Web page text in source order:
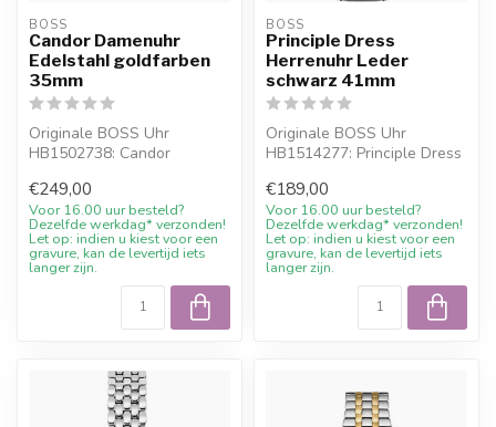
BOSS
Candor Damenuhr
Edelstahl goldfarben
35mm
Originale BOSS Uhr
HB1502738: Candor
goldfarben 35mm. Online ...
€249,00
Voor 16.00 uur besteld?
Dezelfde werkdag* verzonden!
Let op: indien u kiest voor een
gravure, kan de levertijd iets
langer zijn.
BOSS
Principle Dress
Herrenuhr Leder
schwarz 41mm
Originale BOSS Uhr
HB1514277: Principle Dress
41mm. Onli...
€189,00
Voor 16.00 uur besteld?
Dezelfde werkdag* verzonden!
Let op: indien u kiest voor een
gravure, kan de levertijd iets
langer zijn.